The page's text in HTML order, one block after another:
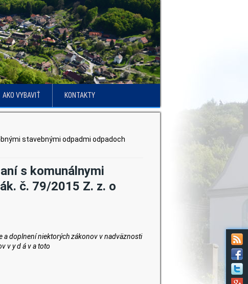
AKO VYBAVIŤ KONTAKTY
stavebnými odpadmi odpadoch
s komunálnymi
č. 79/2015 Z. z. o
a doplnení niektorých zákonov v nadväznosti
v y d á v a toto